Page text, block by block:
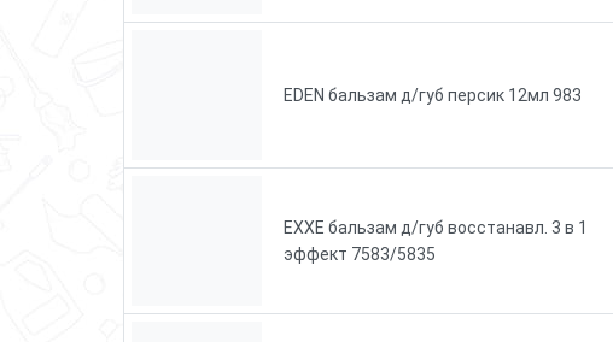
EDEN бальзам д/губ персик 12мл 983
EXXE бальзам д/губ восстанавл. 3 в 1
эффект 7583/5835